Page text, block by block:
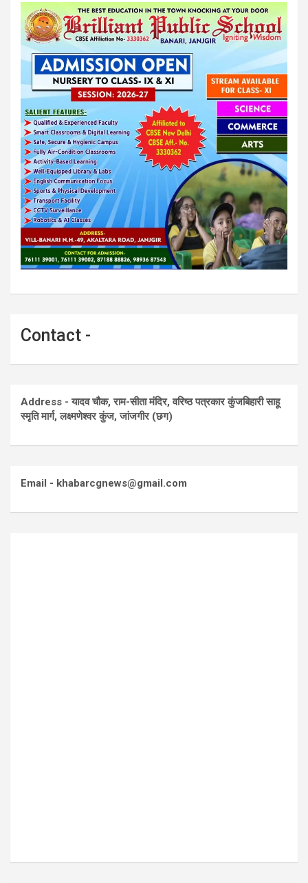
Contact -
Address - यादव चौक, राम-सीता मंदिर, वरिष्ठ पत्रकार कुंजबिहारी साहू
स्मृति मार्ग, लक्ष्मणेश्वर कुंज, जांजगीर (छग)
Email - khabarcgnews@gmail.com